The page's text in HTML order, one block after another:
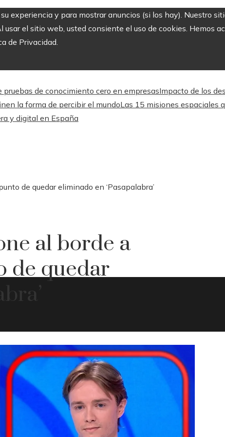
experiencia y para mostrar anuncios (si los hay). Nuestro
el sitio web, usted consiente el uso de cookies. Hemos
de Privacidad.
de conocimiento cero en empresasImpacto de los
la forma de percibir el mundoLas 15 misiones espaciales
y digital en España
de quedar eliminado en ‘Pasapalabra’
al borde a
de quedar